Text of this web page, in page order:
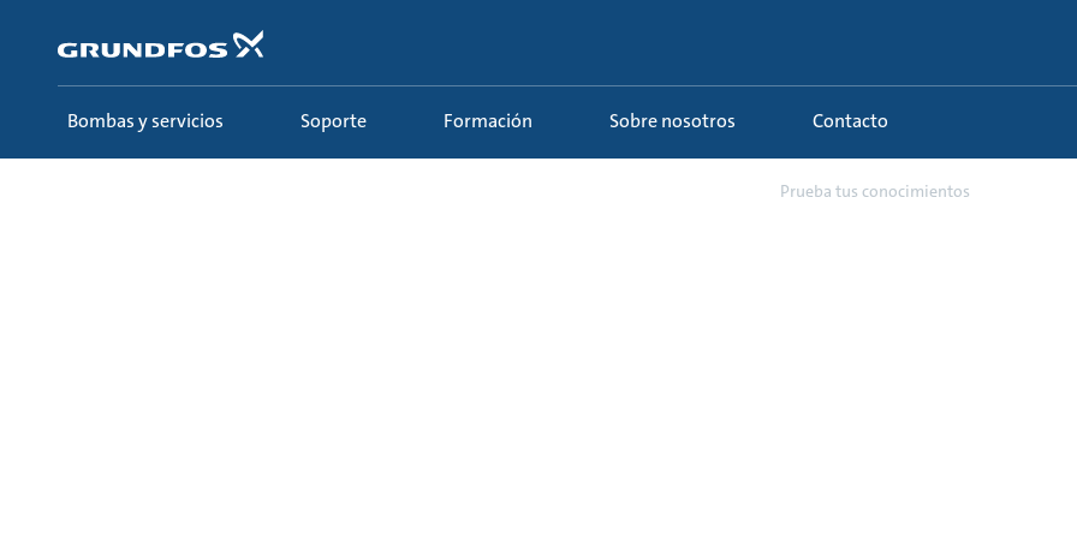
contenido
principal
Bombas y servicios Soporte Formación Sobre nosotros Contacto
Prueba tus conocimientos